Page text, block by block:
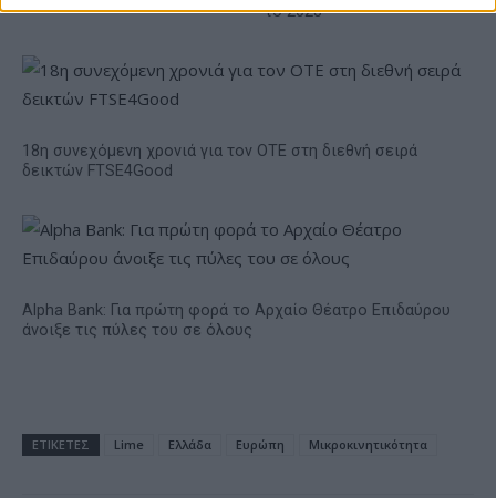
το 2028
18η συνεχόμενη χρονιά για τον ΟΤΕ στη διεθνή σειρά
δεικτών FTSE4Good
Alpha Bank: Για πρώτη φορά το Αρχαίο Θέατρο Επιδαύρου
άνοιξε τις πύλες του σε όλους
ΕΤΙΚΕΤΕΣ Lime Ελλάδα Ευρώπη Μικροκινητικότητα